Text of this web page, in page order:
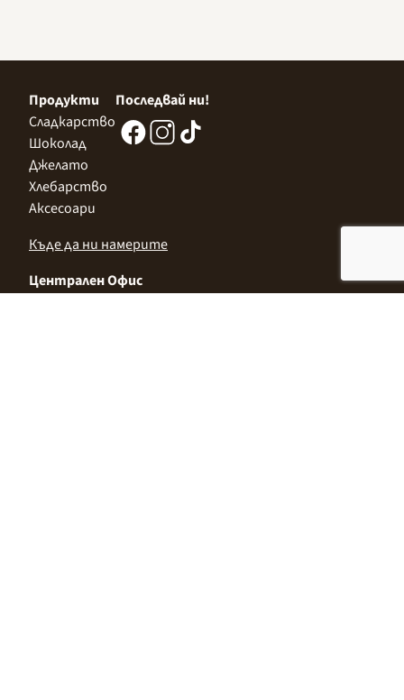
Продукти
Сладкарство
Шоколад
Джелато
Хлебарство
Аксесоари
Последвай ни!
Къде да ни намерите
Централен Офис